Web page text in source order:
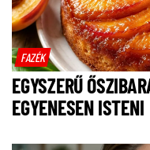
FAZÉK
EGYSZERŰ
EGYENESEN ISTENI